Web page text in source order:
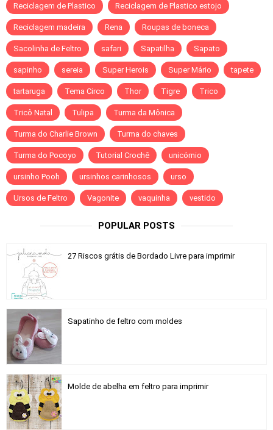
Reciclagem de Plastico Reciclagem de Plastico estojo
Reciclagem madeira Rena Roupas de boneca
Sacolinha de Feltro safari Sapatilha Sapato
sapinho sereia Super Herois Super Mário tapete
tartaruga Tema Circo Thor Tigre Trico
Tricô Natal Tulipa Turma da Mônica
Turma do Charlie Brown Turma do chaves
Turma do Pocoyo Tutorial Crochê unicórnio
ursinho Pooh ursinhos carinhosos urso
Ursos de Feltro Vagonite vaquinha vestido
POPULAR POSTS
27 Riscos grátis de Bordado Livre para imprimir
Sapatinho de feltro com moldes
Molde de abelha em feltro para imprimir